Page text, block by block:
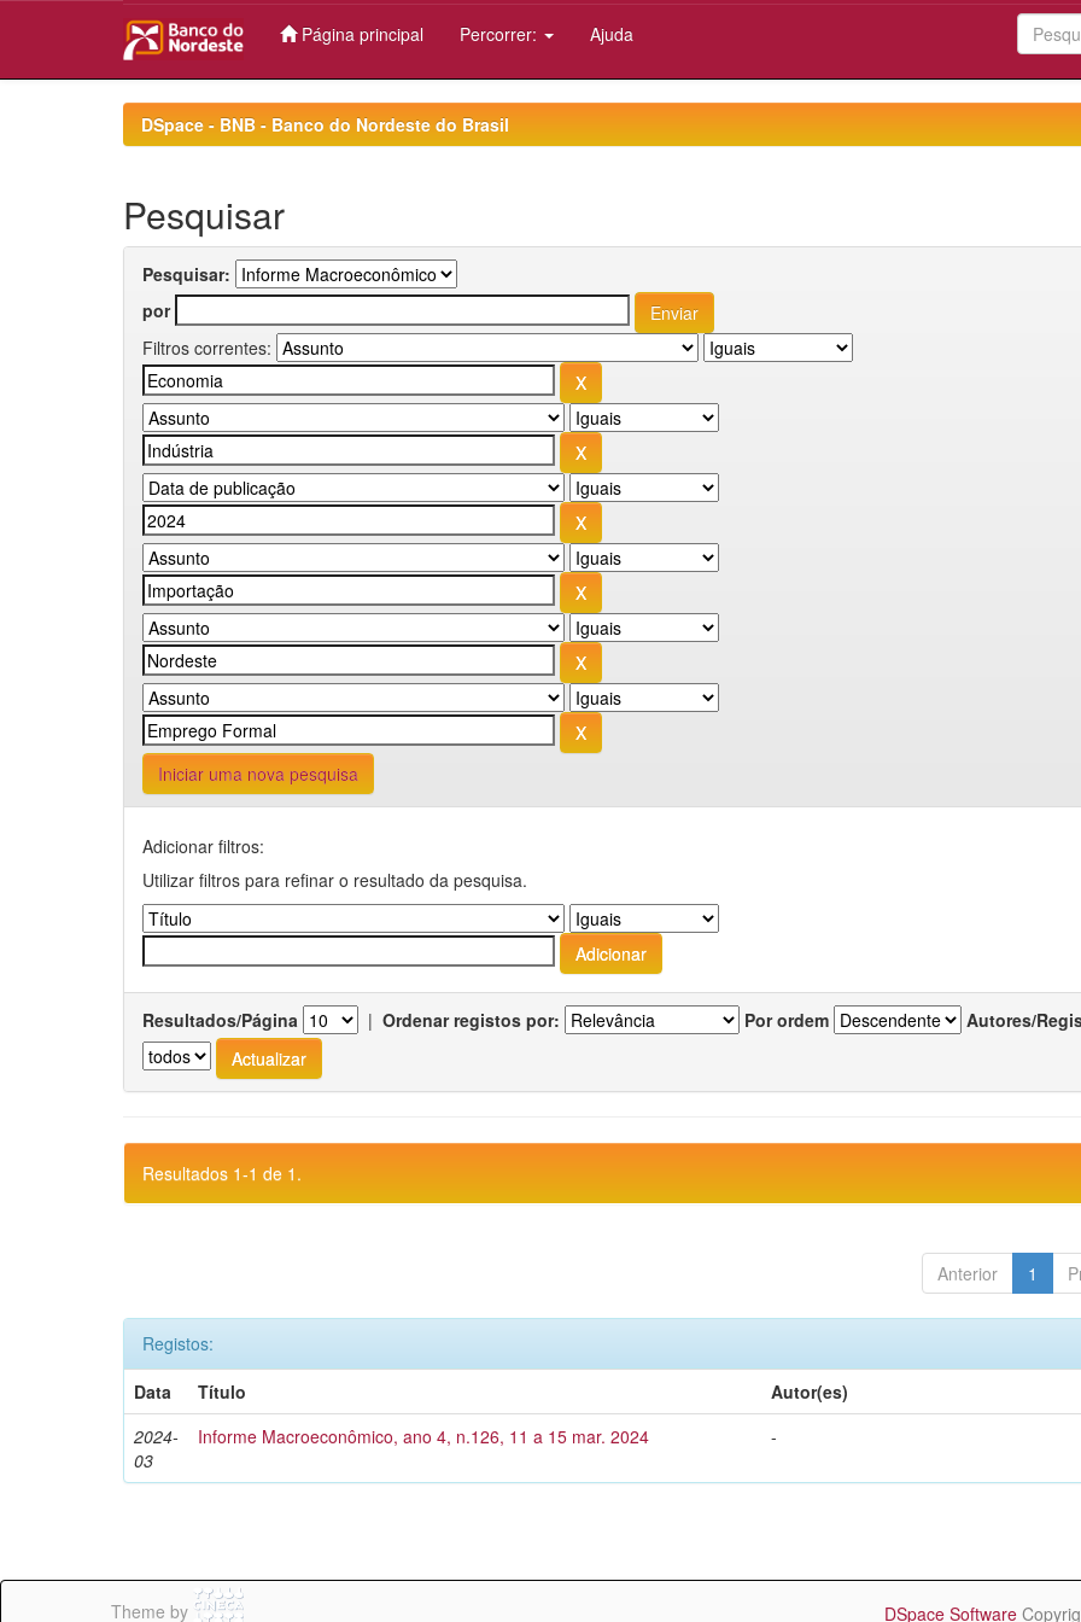
Página principal Percorrer: Ajuda
DSpace - BNB - Banco do Nordeste do Brasil
Pesquisar
Pesquisar:
por
Filtros correntes:
Iniciar uma nova pesquisa
Adicionar filtros:
Utilizar filtros para refinar o resultado da pesquisa.
Resultados/Página | Ordenar registos por: Por ordem Autores/
Resultados 1-1 de 1.
Anterior 1
Registos:
Data
Título
Autor(es)
2024-
03
Informe Macroeconômico, ano 4, n.126, 11 a 15 mar. 2024 -
Theme by DSpace Software